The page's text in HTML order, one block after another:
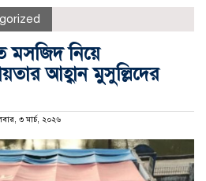
মসজিদ নিয়ে
আহ্বান মুসুল্লিদের
৩ মার্চ, ২০২৬